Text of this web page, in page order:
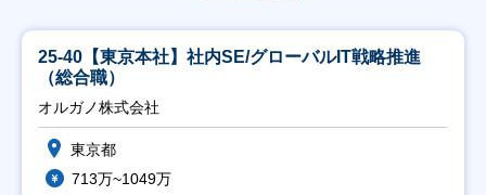
25-40【東京本社】社内SE/グローバルIT戦略推進
（総合職）
オルガノ株式会社
東京都
713万~1049万